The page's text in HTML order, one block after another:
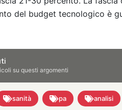
del budget tecnologico è
su questi argomenti
sanità pa analisi